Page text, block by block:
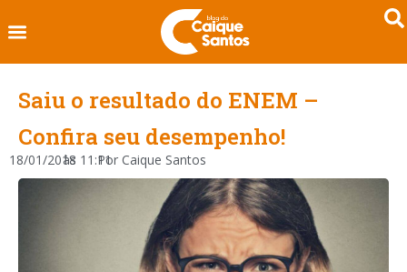
Saiu o resultado do ENEM –
Confira seu desempenho!
18/01/2018
às 11:11
Por Caique Santos